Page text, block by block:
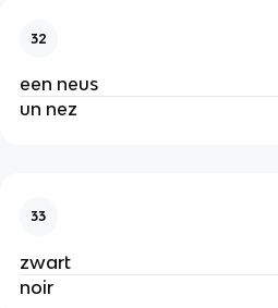
32
een neus
un nez
33
zwart
noir